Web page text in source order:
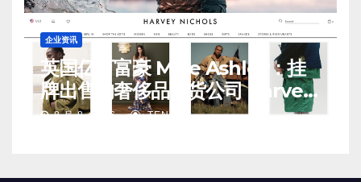
企业资讯
英国亿万富豪 Mike Ashley：挂
牌出售的奢侈品百货公司 Harvey
Nichols 正陷入“死亡螺旋”
8 月 8, 2026 TENG